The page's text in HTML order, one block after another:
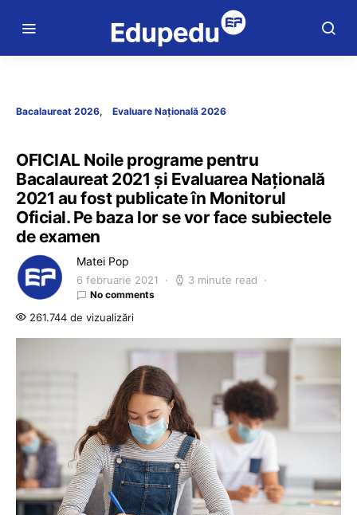
Bacalaureat 2026 Evaluare Națională 2026
OFICIAL Noile programe pentru
Bacalaureat 2021 și Evaluarea Națională
2021 au fost publicate în Monitorul
Oficial. Pe baza lor se vor face subiectele
de examen
Matei Pop
6 februarie 2021 3 minute read
No comments
261.744 de vizualizări